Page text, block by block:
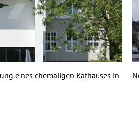
eines ehemaligen Rathauses in